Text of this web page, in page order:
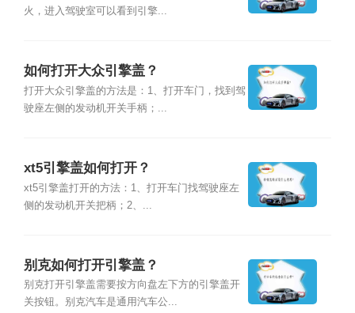
火，进入驾驶室可以看到引擎...
如何打开大众引擎盖？
打开大众引擎盖的方法是：1、打开车门，找到驾
驶座左侧的发动机开关手柄；...
xt5引擎盖如何打开？
xt5引擎盖打开的方法：1、打开车门找驾驶座左
侧的发动机开关把柄；2、...
别克如何打开引擎盖？
别克打开引擎盖需要按方向盘左下方的引擎盖开
关按钮。别克汽车是通用汽车公...